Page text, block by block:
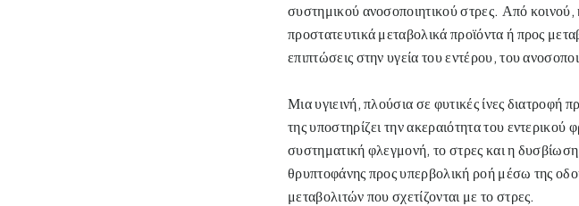
συστημικού ανοσοποιητικού στρες. Από
προστατευτικά μεταβολικά προϊόντα ή προς
επιπτώσεις στην υγεία του εντέρου, του
Μια υγιεινή, πλούσια σε φυτικές ίνες διατροφή
της υποστηρίζει την ακεραιότητα του
συστηματική φλεγμονή, το στρες και η
θρυπτοφάνης προς υπερβολική ροή μέσω της
μεταβολιτών που σχετίζονται με το στρες.